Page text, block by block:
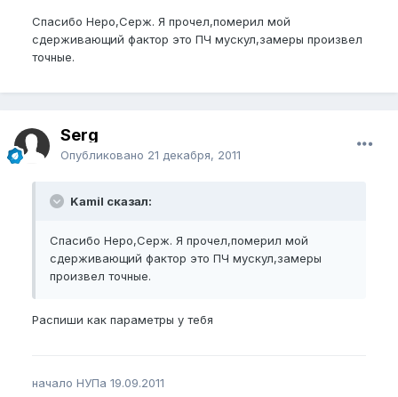
Спасибо Неро,Серж. Я прочел,померил мой
сдерживающий фактор это ПЧ мускул,замеры произвел
точные.
Serg
Опубликовано 21 декабря, 2011
Kamil сказал:
Спасибо Неро,Серж. Я прочел,померил мой
сдерживающий фактор это ПЧ мускул,замеры
произвел точные.
Распиши как параметры у тебя
начало НУПа 19.09.2011